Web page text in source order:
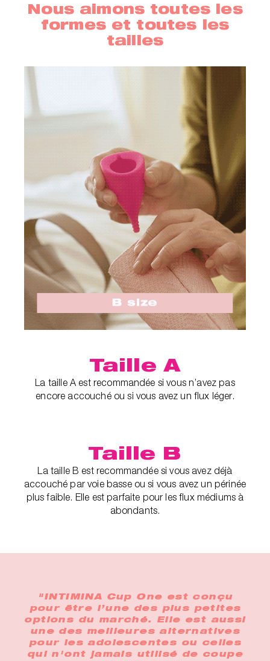
Nous aimons toutes les
formes et toutes les
tailles
Taille A
La taille A est recommandée si vous n’avez pas
encore accouché ou si vous avez un flux léger.
Taille B
La taille B est recommandée si vous avez déjà
accouché par voie basse ou si vous avez un périnée
plus faible. Elle est parfaite pour les flux médiums à
abondants.
"INTIMINA Cup One est conçu
pour être l’une des plus petites
options du marché. Elle est aussi
une des meilleures alternatives
pour les adolescentes ou celles
qui n'ont jamais utilisé de coupe